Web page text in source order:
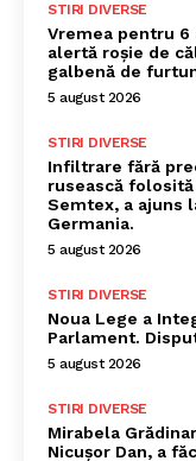
STIRI DIVERSE
Vremea pentru 6
alertă roșie de
galbenă de
5 august 2026
STIRI DIVERSE
Infiltrare fără
rusească
Semtex, a ajuns
Germania.
5 august 2026
STIRI DIVERSE
Noua Lege a
Parlament.
5 august 2026
STIRI DIVERSE
Mirabela
Nicușor Dan, a